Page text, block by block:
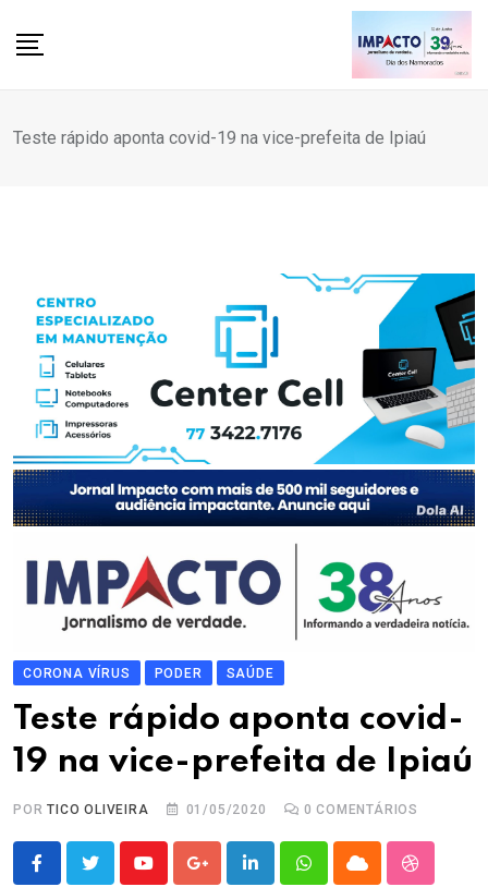
Teste rápido aponta covid-19 na vice-prefeita de Ipiaú
CORONA VÍRUS PODER SAÚDE
Teste rápido aponta covid-
19 na vice-prefeita de Ipiaú
PORTICO OLIVEIRA 01/05/2020 0 COMENTÁRIOS
YoutubeGoogle+LinkedInWhatsappCloud